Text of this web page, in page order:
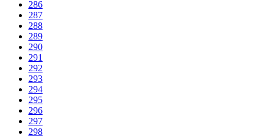
286
287
288
289
290
291
292
293
294
295
296
297
298